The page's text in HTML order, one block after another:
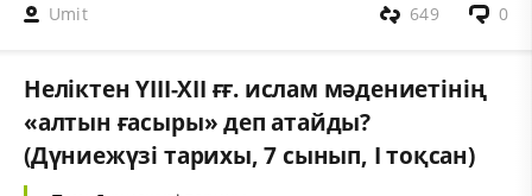
Umit 0
649
Неліктен ҮІІІ-ХІІ ғғ. ислам мәдениетінің
«алтын ғасыры» деп атайды?
(Дүниежүзі тарихы, 7 сынып, І тоқсан)